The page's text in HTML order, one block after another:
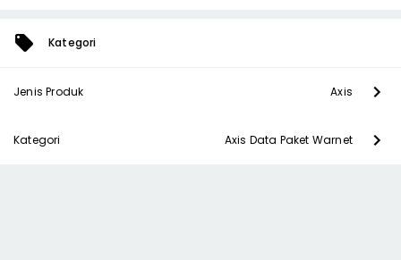
Kategori
Jenis Produk Axis
Kategori Axis Data Paket Warnet